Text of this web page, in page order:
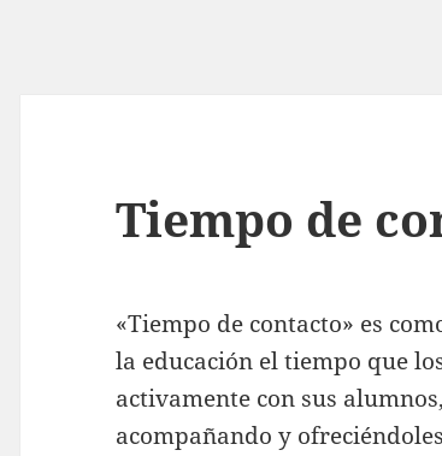
Tiempo de
«Tiempo de contacto» es
la educación el tiempo que
activamente con sus
acompañando y